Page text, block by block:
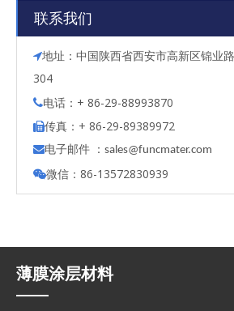
联系我们
地址：中国陕西省西安市高新区锦业
304
电话：+ 86-29-88993870
传真：+ 86-29-89389972
电子邮件 ： sales@funcmater.com
微信：86-13572830939
薄膜涂层材料